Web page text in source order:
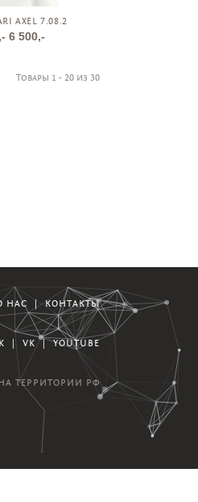
AXEL 7.08.2
6 500,-
Товары 1 - 20 из 30
НАС КОНТАКТЫ
VK | YOUTUBE
ТЕРРИТОРИИ РФ